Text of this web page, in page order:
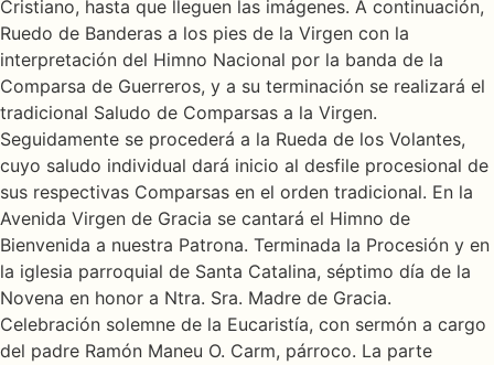
Cristiano, hasta que lleguen las imágenes. A continuación,
Ruedo de Banderas a los pies de la Virgen con la
interpretación del Himno Nacional por la banda de la
Comparsa de Guerreros, y a su terminación se realizará el
tradicional Saludo de Comparsas a la Virgen.
Seguidamente se procederá a la Rueda de los Volantes,
cuyo saludo individual dará inicio al desfile procesional de
sus respectivas Comparsas en el orden tradicional. En la
Avenida Virgen de Gracia se cantará el Himno de
Bienvenida a nuestra Patrona. Terminada la Procesión y en
la iglesia parroquial de Santa Catalina, séptimo día de la
Novena en honor a Ntra. Sra. Madre de Gracia.
Celebración solemne de la Eucaristía, con sermón a cargo
del padre Ramón Maneu O. Carm, párroco. La parte